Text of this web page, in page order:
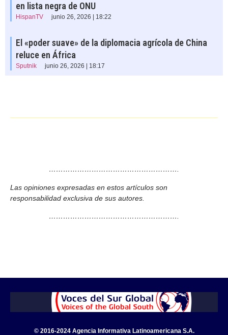
en lista negra de ONU
HispanTV junio 26, 2026 | 18:22
El «poder suave» de la diplomacia agrícola de China
reluce en África
Sputnik junio 26, 2026 | 18:17
……………………………………………….
Las opiniones expresadas en estos artículos son
responsabilidad exclusiva de sus autores.
……………………………………………….
© 2016-2024 Agencia Informativa Latinoamericana S.A.